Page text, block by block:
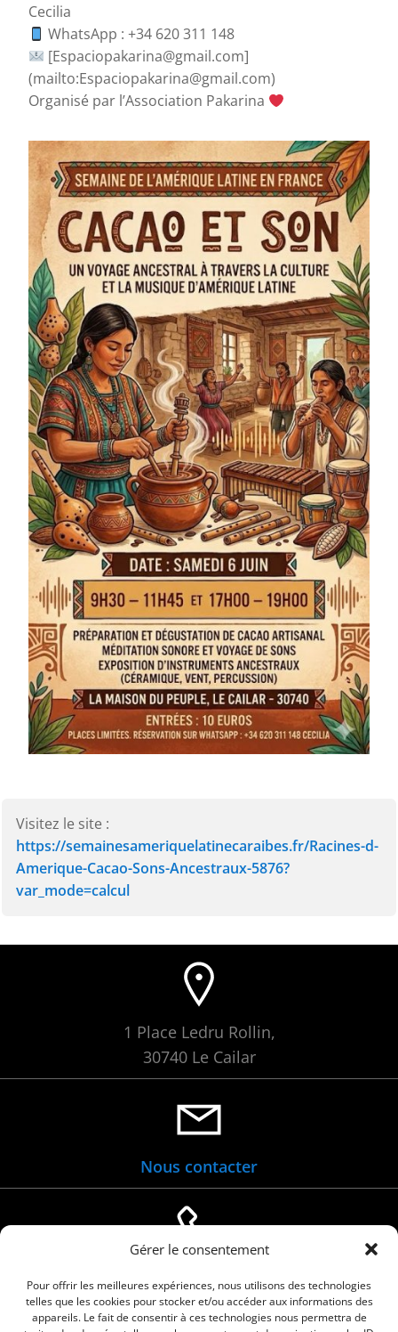
Gérer le consentement
Pour offrir les meilleures expériences, nous utilisons des technologies
telles que les cookies pour stocker et/ou accéder aux informations des
appareils. Le fait de consentir à ces technologies nous permettra de
Cecilia
WhatsApp : +34 620 311 148
[Espaciopakarina@gmail.com]
(mailto:Espaciopakarina@gmail.com)
Organisé par l’Association Pakarina
Visitez le site :
https://semainesameriquelatinecaraibes.fr/Racines-d-
Amerique-Cacao-Sons-Ancestraux-5876?
var_mode=calcul
1 Place Ledru Rollin,
30740 Le Cailar
Nous contacter
04 66 88 01 05